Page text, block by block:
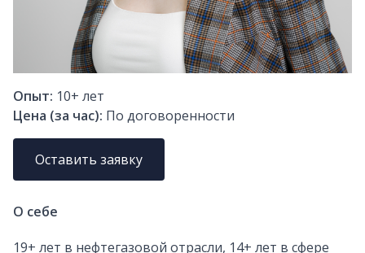
Опыт: 10+ лет
Цена (за час): По договоренности
Оставить заявку
О себе
19+ лет в нефтегазовой отрасли, 14+ лет в сфере